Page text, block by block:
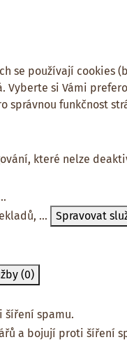
se používají cookies
Vyberte si Vámi
správnou funkčnost
které nelze
... Spravovat
(0)
šíření spamu.
a bojují proti šíření